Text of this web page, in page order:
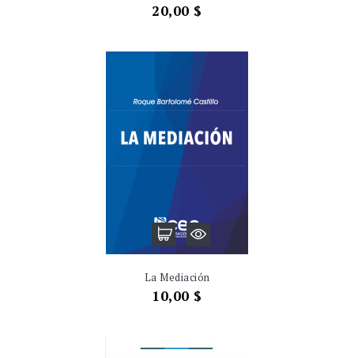
Precio
20,00 $
La Mediación
Precio
10,00 $